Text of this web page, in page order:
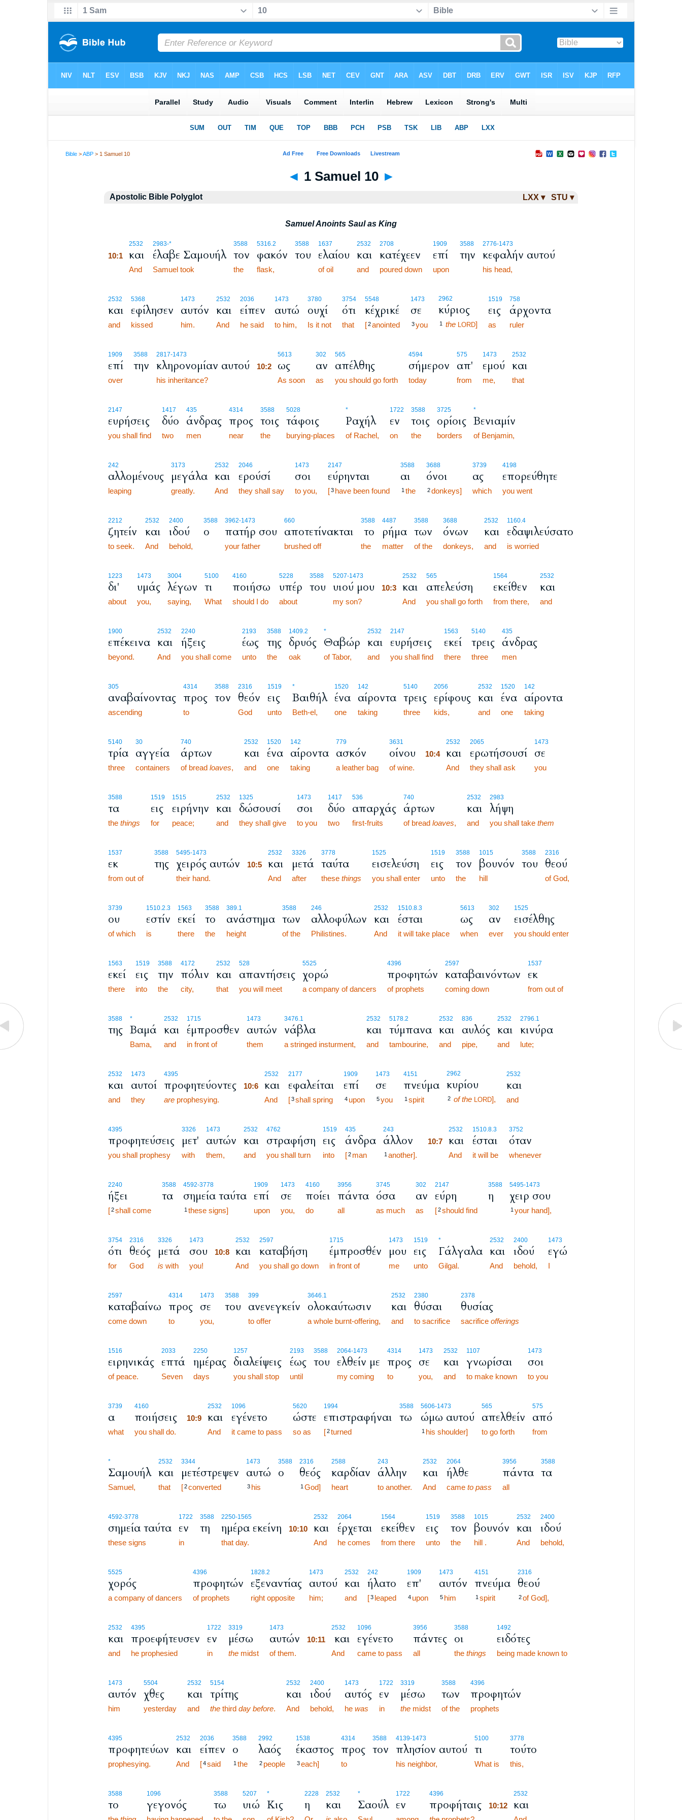
Bible >ABP > 1 Samuel 10
◄ 1 Samuel 10 ►
Apostolic Bible Polyglot LXX ▾ STU ▾
Samuel Anoints Saul as King
2532
10:1 και
And
2983-*
έλαβε Σαμουήλ
Samuel took
3588
τον
the
5316.2
φακόν
flask,
3588
του
1637
ελαίου
of oil
2532
και
and
2708
κατέχεεν
poured down
1909
επί
upon
3588
την
2776-1473
κεφαλήν αυτού
his head,
2532
και
and
5368
εφίλησεν
kissed
1473
αυτόν
him.
2532
και
And
2036
είπεν
he said
1473
αυτώ
to him,
3780
ουχί
Is it not
3754
ότι
that
5548
κέχρικέ
[ 2 anointed
1473
σε
3 you
2962
κύριος
1 the LORD]
1519
εις
as
758
άρχοντα
ruler
1909
επί
over
3588
την
2817-1473
κληρονομίαν αυτού
his inheritance?
5613
10:2 ως
As soon
302
αν
as
565
απέλθης
you should go forth
4594
σήμερον
today
575
απ'
from
1473
εμού
me,
2532
και
that
2147
ευρήσεις
you shall find
1417
δύο
two
435
άνδρας
men
4314
προς
near
3588
τοις
the
5028
τάφοις
burying-places
*
Ραχήλ
of Rachel,
1722
εν
on
3588
τοις
the
3725
ορίοις
borders
*
Βενιαμίν
of Benjamin,
242
αλλομένους
leaping
3173
μεγάλα
greatly.
2532
και
And
2046
ερούσί
they shall say
1473
σοι
to you,
2147
εύρηνται
[ 3 have been found
3588
αι
1 the
3688
όνοι
2 donkeys]
3739
ας
which
4198
επορεύθητε
you went
2212
ζητείν
to seek.
2532
και
And
2400
ιδού
behold,
3588
ο
3962-1473
πατήρ σου
your father
660
αποτετίνακται
brushed off
3588
το
the
4487
ρήμα
matter
3588
των
of the
3688
όνων
donkeys,
2532
και
and
1160.4
εδαψιλεύσατο
is worried
1223
δι'
about
1473
υμάς
you,
3004
λέγων
saying,
5100
τι
What
4160
ποιήσω
should I do
5228
υπέρ
about
3588
του
5207-1473
υιού μου
my son?
2532
10:3 και
And
565
απελεύση
you shall go forth
1564
εκείθεν
from there,
2532
και
and
1900
επέκεινα
beyond.
2532
και
And
2240
ήξεις
you shall come
2193
έως
unto
3588
της
the
1409.2
δρυός
oak
*
Θαβώρ
of Tabor,
2532
και
and
2147
ευρήσεις
you shall find
1563
εκεί
there
5140
τρεις
three
435
άνδρας
men
305
αναβαίνοντας
ascending
4314
προς
to
3588
τον
2316
θεόν
God
1519
εις
unto
*
Βαιθήλ
Beth-el,
1520
ένα
one
142
αίροντα
taking
5140
τρεις
three
2056
ερίφους
kids,
2532
και
and
1520
ένα
one
142
αίροντα
taking
5140
τρία
three
30
αγγεία
containers
740
άρτων
of bread loaves,
2532
και
and
1520
ένα
one
142
αίροντα
taking
779
ασκόν
a leather bag
3631
οίνου
of wine.
2532
10:4 και
And
2065
ερωτήσουσί
they shall ask
1473
σε
you
3588
τα
the things
1519
εις
for
1515
ειρήνην
peace;
2532
και
and
1325
δώσουσί
they shall give
1473
σοι
to you
1417
δύο
two
536
απαρχάς
first-fruits
740
άρτων
of bread loaves,
2532
και
and
2983
λήψη
you shall take them
1537
εκ
from out of
3588
της
5495-1473
χειρός αυτών
their hand.
2532
10:5 και
And
3326
μετά
after
3778
ταύτα
these things
1525
εισελεύση
you shall enter
1519
εις
unto
3588
τον
the
1015
βουνόν
hill
3588
του
2316
θεού
of God,
3739
ου
of which
1510.2.3
εστίν
is
1563
εκεί
there
3588
το
the
389.1
ανάστημα
height
3588
των
of the
246
αλλοφύλων
Philistines.
2532
και
And
1510.8.3
έσται
it will take place
5613
ως
when
302
αν
ever
1525
εισέλθης
you should enter
1563
εκεί
there
1519
εις
into
3588
την
the
4172
πόλιν
city,
2532
και
that
528
απαντήσεις
you will meet
5525
χορώ
a company of dancers
4396
προφητών
of prophets
2597
καταβαινόντων
coming down
1537
εκ
from out of
3588
της
*
Βαμά
Bama,
2532
και
and
1715
έμπροσθεν
in front of
1473
αυτών
them
3476.1
νάβλα
a stringed insturment,
2532
και
and
5178.2
τύμπανα
tambourine,
2532
και
and
836
αυλός
pipe,
2532
και
and
2796.1
κινύρα
lute;
2532
και
and
1473
αυτοί
they
4395
προφητεύοντες
areprophesying.
2532
10:6 και
And
2177
εφαλείται
[ 3 shall spring
1909
επί
4 upon
1473
σε
5 you
4151
πνεύμα
1 spirit
2962
κυρίου
2 of the LORD],
2532
και
and
4395
προφητεύσεις
you shall prophesy
3326
μετ'
with
1473
αυτών
them,
2532
και
and
4762
στραφήση
you shall turn
1519
εις
into
435
άνδρα
[ 2 man
243
άλλον
1 another].
2532
10:7 και
And
1510.8.3
έσται
it will be
3752
όταν
whenever
2240
ήξει
[ 2 shall come
3588
τα
4592-3778
σημεία ταύτα
1 these signs]
1909
επί
upon
1473
σε
you,
4160
ποίει
do
3956
πάντα
all
3745
όσα
as much
302
αν
as
2147
εύρη
[ 2 should find
3588
η
5495-1473
χειρ σου
1 your hand],
3754
ότι
for
2316
θεός
God
3326
μετά
is with
1473
σου
you!
2532
10:8 και
And
2597
καταβήση
you shall go down
1715
έμπροσθέν
in front of
1473
μου
me
1519
εις
unto
*
Γάλγαλα
Gilgal.
2532
και
And
2400
ιδού
behold,
1473
εγώ
I
2597
καταβαίνω
come down
4314
προς
to
1473
σε
you,
3588
του
399
ανενεγκείν
to offer
3646.1
ολοκαύτωσιν
a whole burnt-offering,
2532
και
and
2380
θύσαι
to sacrifice
2378
θυσίας
sacrifice offerings
1516
ειρηνικάς
of peace.
2033
επτά
Seven
2250
ημέρας
days
1257
διαλείψεις
you shall stop
2193
έως
until
3588
του
2064-1473
ελθείν με
my coming
4314
προς
to
1473
σε
you,
2532
και
and
1107
γνωρίσαι
to make known
1473
σοι
to you
3739
α
what
4160
ποιήσεις
you shall do.
2532
10:9 και
And
1096
εγένετο
it came to pass
5620
ώστε
so as
1994
επιστραφήναι
[ 2 turned
3588
τω
5606-1473
ώμω αυτού
1 his shoulder]
565
απελθείν
to go forth
575
από
from
*
Σαμουήλ
Samuel,
2532
και
that
3344
μετέστρεψεν
[ 2 converted
1473
αυτώ
3 his
3588
ο
2316
θεός
1 God]
2588
καρδίαν
heart
243
άλλην
to another.
2532
και
And
2064
ήλθε
came to pass
3956
πάντα
all
3588
τα
4592-3778
σημεία ταύτα
these signs
1722
εν
in
3588
τη
2250-1565
ημέρα εκείνη
that day.
2532
10:10 και
And
2064
έρχεται
he comes
1564
εκείθεν
from there
1519
εις
unto
3588
τον
the
1015
βουνόν
hill .
2532
και
And
2400
ιδού
behold,
5525
χορός
a company of dancers
4396
προφητών
of prophets
1828.2
εξεναντίας
right opposite
1473
αυτού
him;
2532
και
and
242
ήλατο
[ 3 leaped
1909
επ'
4 upon
1473
αυτόν
5 him
4151
πνεύμα
1 spirit
2316
θεού
2 of God],
2532
και
and
4395
προεφήτευσεν
he prophesied
1722
εν
in
3319
μέσω
themidst
1473
αυτών
of them.
2532
10:11 και
And
1096
εγένετο
came to pass
3956
πάντες
all
3588
οι
the things
1492
ειδότες
being made known to
1473
αυτόν
him
5504
χθες
yesterday
2532
και
and
5154
τρίτης
thethird day before.
2532
και
And
2400
ιδού
behold,
1473
αυτός
he was
1722
εν
in
3319
μέσω
themidst
3588
των
of the
4396
προφητών
prophets
4395
προφητεύων
prophesying.
2532
και
And
2036
είπεν
[ 4 said
3588
ο
1 the
2992
λαός
2 people
1538
έκαστος
3 each]
4314
προς
to
3588
τον
4139-1473
πλησίον αυτού
his neighbor,
5100
τι
What is
3778
τούτο
this,
3588
το
1096
γεγονός
3588
τω
5207
υιώ
*
Κις
2228
η
2532
και
*
Σαούλ
1722
εν
4396
προφήταις
2532
10:12 και